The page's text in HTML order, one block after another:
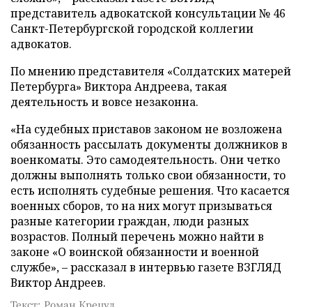
представитель адвокатской консультации № 46
Санкт-Петербургской городской коллегии
адвокатов.
По мнению представителя «Солдатских матерей
Петербурга» Виктора Андреева, такая
деятельность и вовсе незаконна.
«На судебных приставов законом не возложена
обязанность рассылать документы должников в
военкоматы. Это самодеятельность. Они четко
должны выполнять только свои обязанности, то
есть исполнять судебные решения. Что касается
военных сборов, то на них могут призываться
разные категории граждан, люди разных
возрастов. Полный перечень можно найти в
законе «О воинской обязанности и военной
службе», – рассказал в интервью газете ВЗГЛЯД
Виктор Андреев.
Текст: Роман Крецул